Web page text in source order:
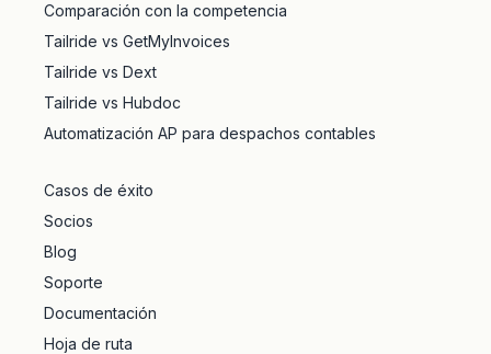
Comparación con la competencia
Tailride vs GetMyInvoices
Tailride vs Dext
Tailride vs Hubdoc
Automatización AP para despachos contables
Casos de éxito
Socios
Blog
Soporte
Documentación
Hoja de ruta